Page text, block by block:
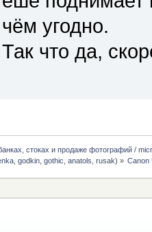
чём угодно.
Так что да,
стоках и продаже фотографий /
,godkin ,gothic ,anatols ,rusak) » Canon